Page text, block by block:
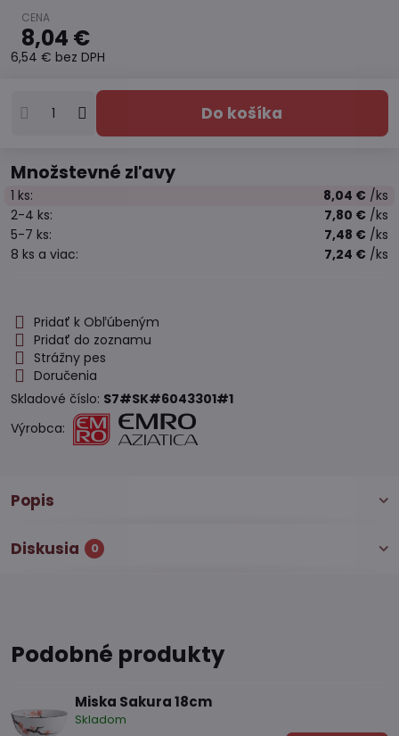
8,04 €
6,54 € bez DPH
Do košíka
Množstevné zľavy
1 ks: 8,04 € /ks
2-4 ks: 7,80 € /ks
5-7 ks: 7,48 € /ks
8 ks a viac: 7,24 € /ks
Pridať k Obľúbeným
Pridať do zoznamu
Strážny pes
Doručenia
Skladové číslo: S7#SK#6043301#1
Výrobca:
Popis
Diskusia 0
Podobné produkty
Miska Sakura 18cm
Skladom